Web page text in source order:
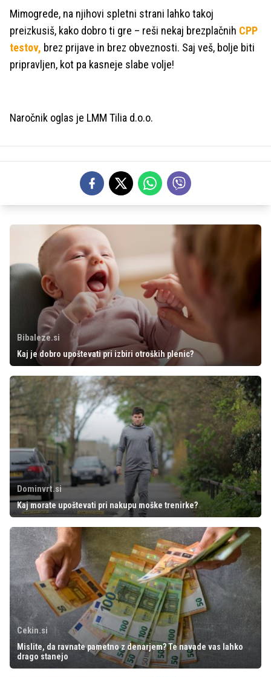
Mimogrede, na njihovi spletni strani lahko takoj
preizkusiš, kako dobro ti gre – reši nekaj brezplačnih CPP
testov, brez prijave in brez obveznosti. Saj veš, bolje biti
pripravljen, kot pa kasneje slabe volje!
Naročnik oglas je LMM Tilia d.o.o.
Bibaleze.si
Kaj je dobro upoštevati pri izbiri otroških plenic?
Dominvrt.si
Kaj morate upoštevati pri nakupu moške trenirke?
Cekin.si
Mislite, da ravnate pametno z denarjem? Te navade vas lahko
drago stanejo